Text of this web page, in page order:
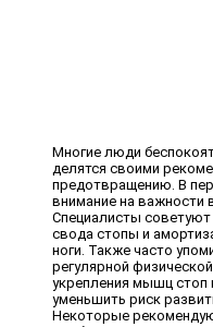
Многие люди
делятся своими
предотвращению. В
внимание на важности
Специалисты
свода стопы и
ноги. Также часто
регулярной
укрепления мышц стоп
уменьшить риск
Некоторые